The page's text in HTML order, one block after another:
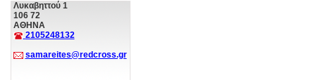
Λυκαβηττού 1
106 72
ΑΘΗΝΑ
2105248132
samareites@redcross.gr